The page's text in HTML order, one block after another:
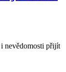
nevědomosti přijít